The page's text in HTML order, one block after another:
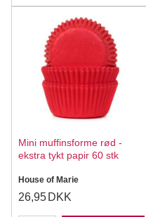
Mini muffinsforme rød -
ekstra tykt papir 60 stk
House of Marie
26,95 DKK